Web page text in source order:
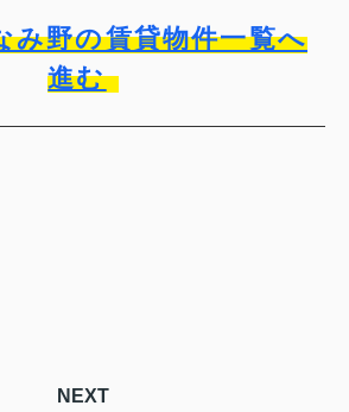
み野の賃貸物件一覧へ
進む
NEXT